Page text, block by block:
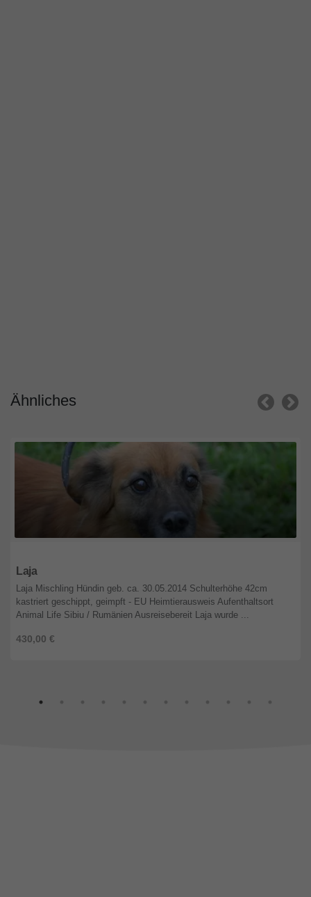
Ähnliches
Laja
430,00 €
Laja Mischling Hündin geb. ca. 30.05.2014 Schulterhöhe 42cm
kastriert geschippt, geimpft - EU Heimtierausweis Aufenthaltsort
Animal Life Sibiu / Rumänien Ausreisebereit Laja wurde ...